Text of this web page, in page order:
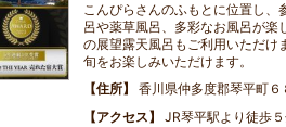
こんぴらさんのふもとに位置し
呂や薬草風呂、多彩なお風呂が楽
の展望露天風呂もご利用いただけ
旬をお楽しみいただけます。
住所
香川県仲多度郡琴平町６
アクセス
JR琴平駅より徒歩